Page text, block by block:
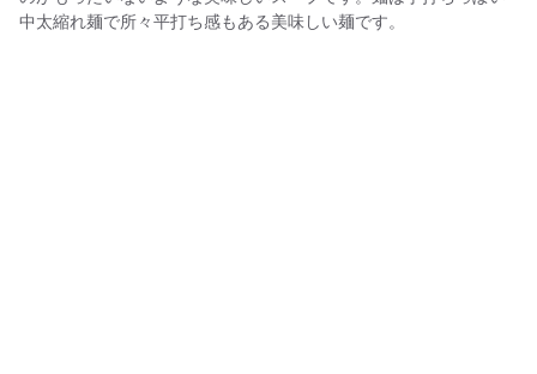
中太縮れ麺で所々平打ち感もある美味しい麺です。